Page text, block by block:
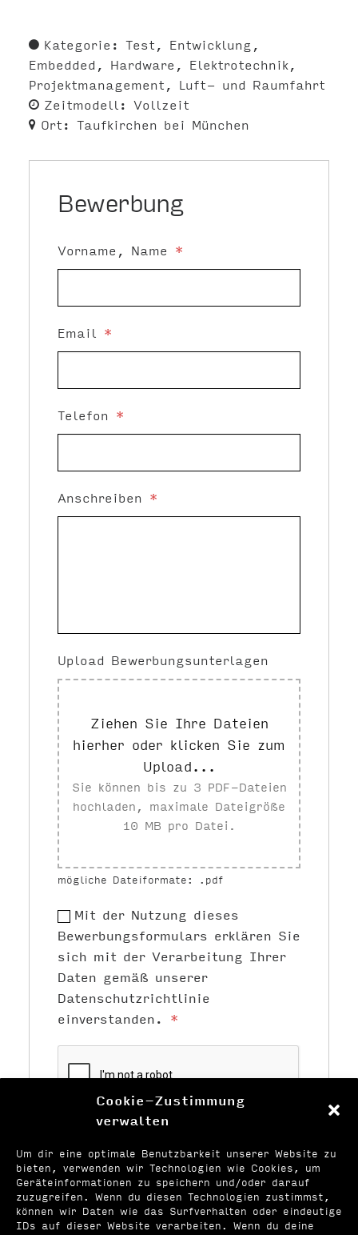
Cookie-Zustimmung
verwalten
Um dir eine optimale Benutzbarkeit unserer Website zu
bieten, verwenden wir Technologien wie Cookies, um
Geräteinformationen zu speichern und/oder darauf
zuzugreifen. Wenn du diesen Technologien zustimmst,
können wir Daten wie das Surfverhalten oder eindeutige
IDs auf dieser Website verarbeiten. Wenn du deine
Kategorie: Test
Entwicklung
Embedded
Hardware
Elektrotechnik
Projektmanagement
Luft- und Raumfahrt
Zeitmodell: Vollzeit
Ort: Taufkirchen bei München
Bewerbung
Vorname, Name *
Email *
Telefon *
Anschreiben *
Upload Bewerbungsunterlagen
Ziehen Sie Ihre Dateien
hierher oder klicken Sie zum
Upload...
Sie können bis zu 3 PDF-Dateien
hochladen, maximale Dateigröße
10 MB pro Datei.
mögliche Dateiformate: .pdf
Mit der Nutzung dieses
Bewerbungsformulars erklären Sie
sich mit der Verarbeitung Ihrer
Daten gemäß unserer
Datenschutzrichtlinie
einverstanden. *